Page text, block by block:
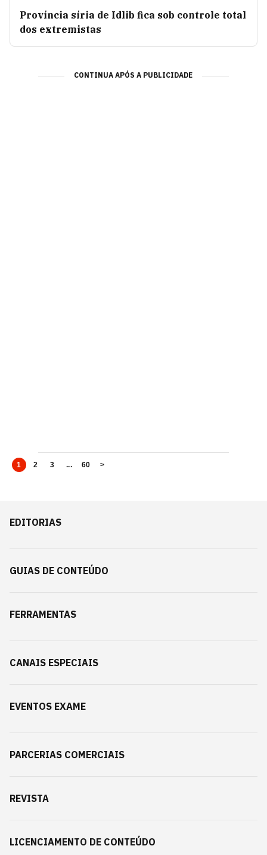
Província síria de Idlib fica sob controle total
dos extremistas
CONTINUA APÓS A PUBLICIDADE
1 2 3 ... 60 >
EDITORIAS
GUIAS DE CONTEÚDO
FERRAMENTAS
CANAIS ESPECIAIS
EVENTOS EXAME
PARCERIAS COMERCIAIS
REVISTA
LICENCIAMENTO DE CONTEÚDO